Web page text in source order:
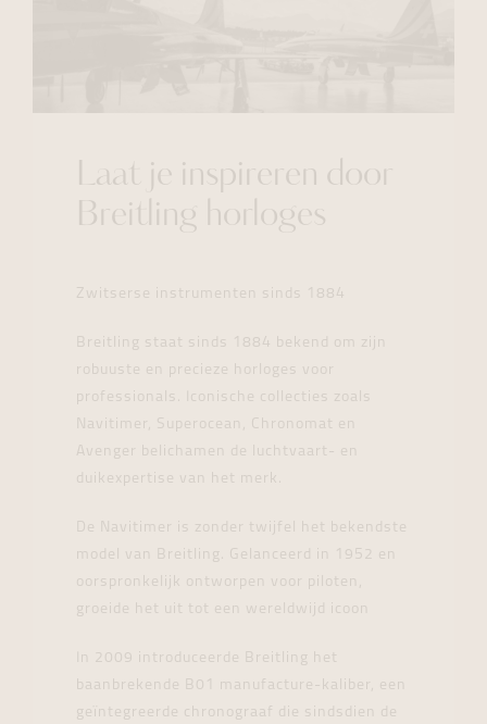
Laat je inspireren door
Breitling horloges
Zwitserse instrumenten sinds 1884
Breitling staat sinds 1884 bekend om zijn
robuuste en precieze horloges voor
professionals. Iconische collecties zoals
Navitimer, Superocean, Chronomat en
Avenger belichamen de luchtvaart- en
duikexpertise van het merk.
De Navitimer is zonder twijfel het bekendste
model van Breitling. Gelanceerd in 1952 en
oorspronkelijk ontworpen voor piloten,
groeide het uit tot een wereldwijd icoon
In 2009 introduceerde Breitling het
baanbrekende B01 manufacture-kaliber, een
geïntegreerde chronograaf die sindsdien de